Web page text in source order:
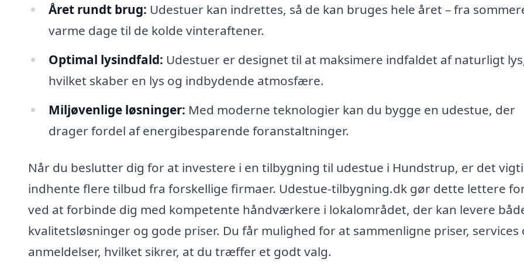
Året rundt brug: Udestuer kan indrettes, så de kan bruges hele året – fra
varme dage til de kolde vinteraftener.
Optimal lysindfald: Udestuer er designet til at maksimere indfaldet af naturligt
hvilket skaber en lys og indbydende atmosfære.
Miljøvenlige løsninger: Med moderne teknologier kan du bygge en udestue, der
drager fordel af energibesparende foranstaltninger.
Når du beslutter dig for at investere i en tilbygning til udestue i Hundstrup, er det
indhente flere tilbud fra forskellige firmaer. Udestue-tilbygning.dk gør dette lettere
ved at forbinde dig med kompetente håndværkere i lokalområdet, der kan levere
kvalitetsløsninger og gode priser. Du får mulighed for at sammenligne priser, services
anmeldelser, hvilket sikrer, at du træffer et godt valg.